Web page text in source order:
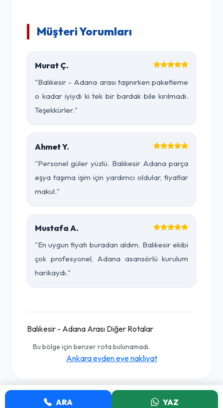
Müşteri Yorumları
Murat Ç.
"Balıkesir - Adana arası taşınırken paketleme
o kadar iyiydi ki tek bir bardak bile kırılmadı.
Teşekkürler."
Ahmet Y.
"Personel güler yüzlü. Balıkesir Adana parça
eşya taşıma işim için yardımcı oldular, fiyatlar
makul."
Mustafa A.
"En uygun fiyatı buradan aldım. Balıkesir ekibi
çok profesyonel, Adana asansörlü kurulum
harikaydı."
Balıkesir - Adana Arası Diğer Rotalar
Bu bölge için benzer rota bulunamadı.
Ankara evden eve nakliyat
ARA YAZ